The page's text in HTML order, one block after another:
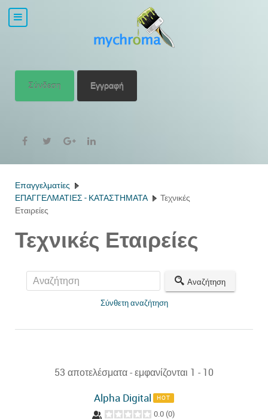
Σύνδεση Εγγραφή
Επαγγελματίες
ΕΠΑΓΓΕΛΜΑΤΙΕΣ - ΚΑΤΑΣΤΗΜΑΤΑ
Τεχνικές
Εταιρείες
Τεχνικές Εταιρείες
Αναζήτηση
Σύνθετη αναζήτηση
53 αποτελέσματα - εμφανίζονται 1 - 10
Alpha Digital HOT
0.0 (0)